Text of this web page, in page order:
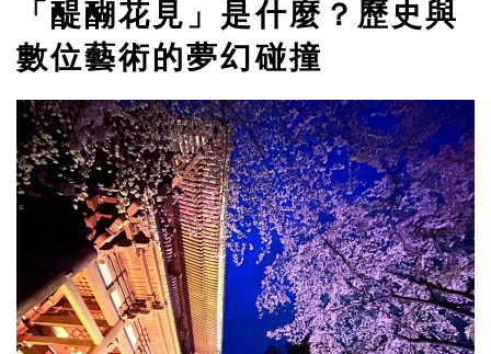
「醍醐花見」是什麼？歷史與
數位藝術的夢幻碰撞